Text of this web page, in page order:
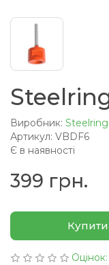
Виробник: Steelring
Артикул: VBDF6
Є в наявності
399 грн.
Купити